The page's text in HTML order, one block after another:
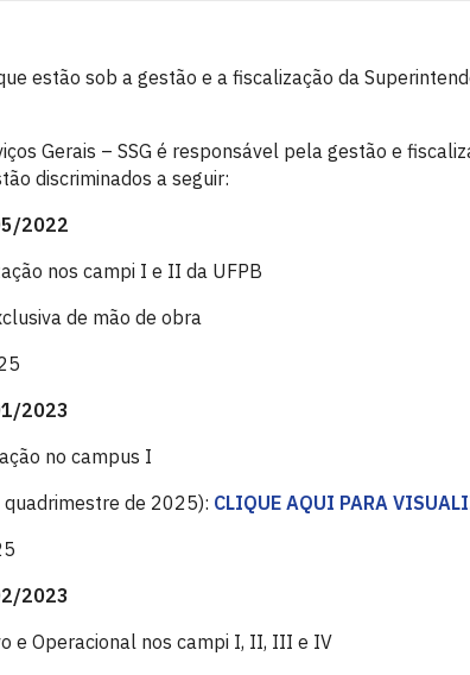
estão sob a gestão e a fiscalização da
Gerais – SSG é responsável pela gestão e
discriminados a seguir:
2022
nos campi I e II da UFPB
de mão de obra
2023
no campus I
de 2025): CLIQUE AQUI PARA
2023
e Operacional nos campi I, II, III e IV